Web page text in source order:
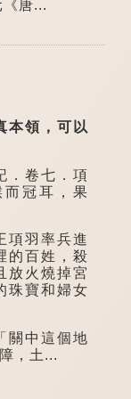
唐...
領，可以
卷七．項
冠耳，果
羽率兵進
的百姓，殺
放火燒掉宮
珠寶和婦女
中這個地
，土...